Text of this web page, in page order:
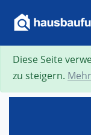
Suche
Diese Seite
zu steigern.